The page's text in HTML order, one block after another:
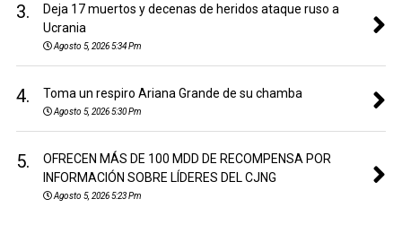
3.
Deja 17 muertos y decenas de heridos ataque ruso a
Ucrania
Agosto 5, 2026 5:34 Pm
4. Toma un respiro Ariana Grande de su chamba
Agosto 5, 2026 5:30 Pm
5.
OFRECEN MÁS DE 100 MDD DE RECOMPENSA POR
INFORMACIÓN SOBRE LÍDERES DEL CJNG
Agosto 5, 2026 5:23 Pm